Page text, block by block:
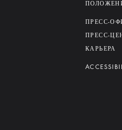
ПРЕСС-
ПРЕСС-
КАРЬЕРА